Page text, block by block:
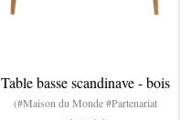
Table basse scandinave - bois
(#Maison du Monde #Partenariat